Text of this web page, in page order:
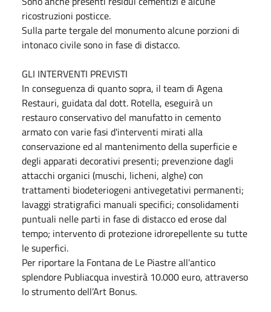
ricostruzioni posticce.
Sulla parte tergale del monumento alcune porzioni di
intonaco civile sono in fase di distacco.
GLI INTERVENTI PREVISTI
In conseguenza di quanto sopra, il team di Agena
Restauri, guidata dal dott. Rotella, eseguirà un
restauro conservativo del manufatto in cemento
armato con varie fasi d'interventi mirati alla
conservazione ed al mantenimento della superficie e
degli apparati decorativi presenti; prevenzione dagli
attacchi organici (muschi, licheni, alghe) con
trattamenti biodeteriogeni antivegetativi permanenti;
lavaggi stratigrafici manuali specifici; consolidamenti
puntuali nelle parti in fase di distacco ed erose dal
tempo; intervento di protezione idrorepellente su tutte
le superfici.
Per riportare la Fontana de Le Piastre all’antico
splendore Publiacqua investirà 10.000 euro, attraverso
lo strumento dell’Art Bonus.